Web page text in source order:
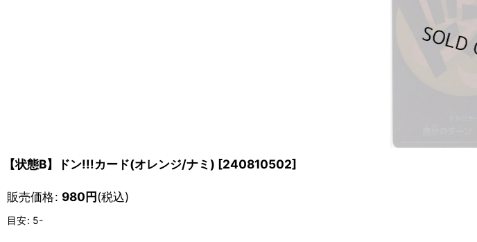
【状態B】ドン!!!カード(オレンジ/ナミ) [240810502]
販売価格: 980円(税込)
目安: 5-